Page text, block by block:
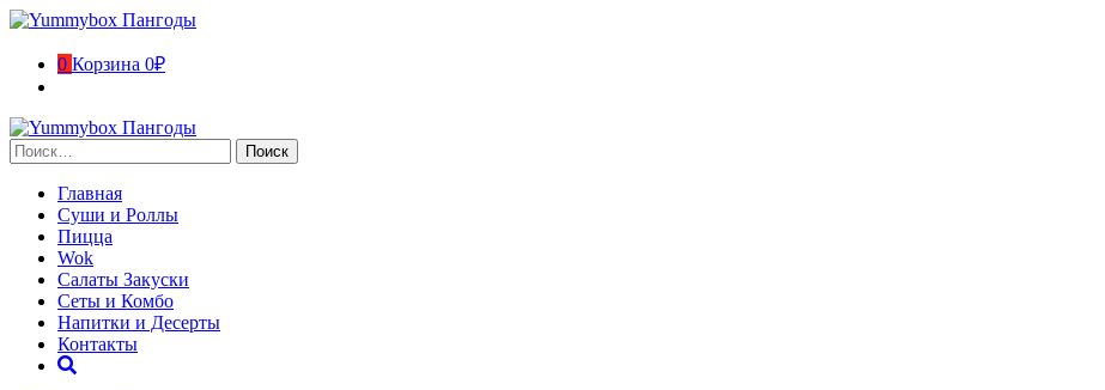
Перейти
содержимому
0 Корзина 0₽
Найти:
Главная
Суши и Роллы
Пицца
Wok
Салаты Закуски
Сеты и Комбо
Напитки и Десерты
Контакты